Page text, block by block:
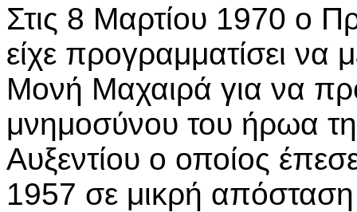
Στις 8 Μαρτίου 1970 ο
είχε προγραμματίσει να
Μονή Μαχαιρά για να
μνημοσύνου του ήρωα
Αυξεντίου ο οποίος
1957 σε μικρή